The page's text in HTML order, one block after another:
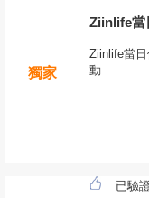
獨家
Ziinlife當
Ziinlife當
動
已驗